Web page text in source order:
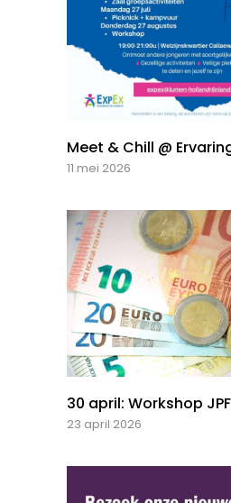
Meet & Chill @
11 mei 2026
30 april: Workshop
23 april 2026